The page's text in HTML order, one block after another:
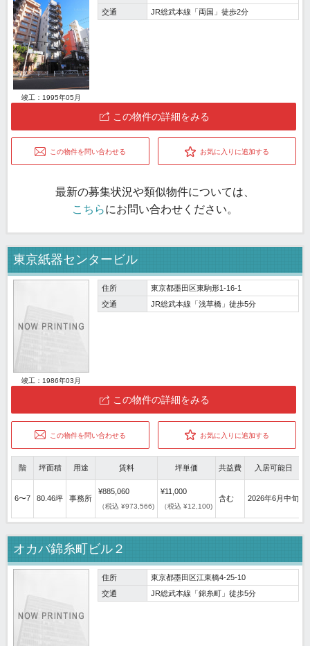
竣工：1995年05月
交通
JR総武本線「両国」徒歩2分
この物件の詳細をみる
この物件を問い合わせる お気に入りに追加する
最新の募集状況や類似物件については、
こちらにお問い合わせください。
東京紙器センタービル
竣工：1986年03月
住所
東京都墨田区東駒形1-16-1
交通
JR総武本線「浅草橋」徒歩5分
この物件の詳細をみる
この物件を問い合わせる お気に入りに追加する
階 坪面積 用途 賃料 坪単価 共益費 入居可能日
6〜7 80.46坪 事務所
¥885,060
（税込 ¥973,566)
¥11,000
（税込 ¥12,100)
含む 2026年6月中旬
オカバ錦糸町ビル２
住所
東京都墨田区江東橋4-25-10
交通
JR総武本線「錦糸町」徒歩5分